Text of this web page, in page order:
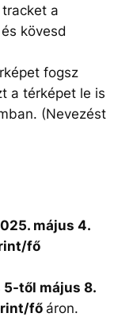
a
kövesd
fogsz
a térképet le is
(Nevezést
május 4.
fő
5-től május 8.
fő áron.